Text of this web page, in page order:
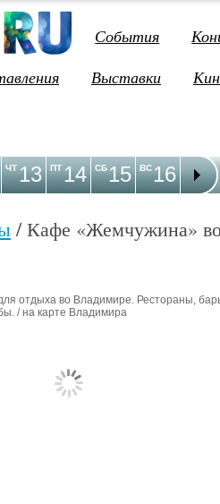
События
Выставки
13
ЧТ 14
ПТ 15
СБ 16
ВС 17
ПН
/ Кафе «Жемчужина»
отдыха во Владимире. Рестораны,
/ на карте Владимира